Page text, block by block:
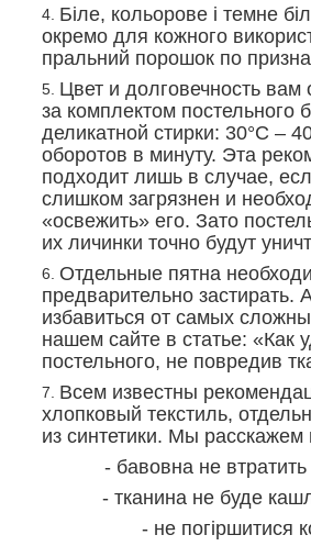
Біле, кольорове і темне
окремо для кожного
пральний порошок по
Цвет и долговечность вам
за комплектом постельного
деликатной стирки: 30°С –
оборотов в минуту. Эта
подходит лишь в случае,
слишком загрязнен и
«освежить» его. Зато
их личинки точно будут
Отдельные пятна
предварительно застирать.
избавиться от самых
нашем сайте в статье: «Как
постельного, не повредив
Всем известны
хлопковый текстиль,
из синтетики. Мы расскажем
- бавовна не втратить
- тканина не буде
- не погіршитися